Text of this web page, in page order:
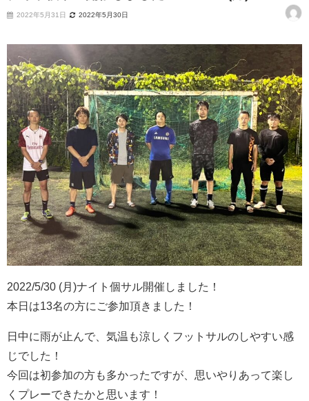
2022年5月31日 2022年5月30日
2022/5/30 (月)ナイト個サル開催しました！
本日は13名の方にご参加頂きました！
日中に雨が止んで、気温も涼しくフットサルのしやすい感
じでした！
今回は初参加の方も多かったですが、思いやりあって楽し
くプレーできたかと思います！